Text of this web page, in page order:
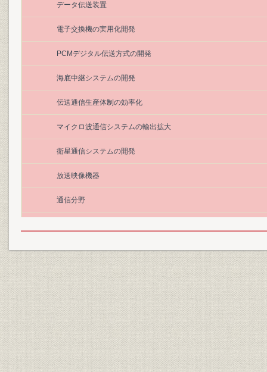
データ伝送装置
電子交換機の実用化開発
PCMデジタル伝送方式の開発
海底中継システムの開発
伝送通信生産体制の効率化
マイクロ波通信システムの輸出拡大
衛星通信システムの開発
放送映像機器
通信分野
通信におけるデジタルの歴史
D60・D70形デジタル電子交換機